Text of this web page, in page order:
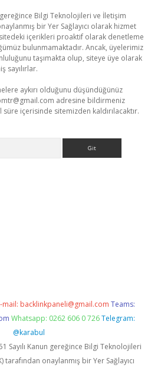
gereğince Bilgi Teknolojileri ve İletişim
bir Yer Sağlayıcı olarak hizmet
içerikleri proaktif olarak denetleme
bulunmamaktadır. Ancak, üyelerimiz
taşımakta olup, siteye üye olarak
sayılırlar.
aykırı olduğunu düşündüğünüz
adresine bildirmeniz
içerisinde sitemizden kaldırılacaktır.
mail: backlinkpaneli@gmail.com Teams:
Whatsapp: 0262 606 0 726 Telegram:
@karabul
Sayılı Kanun gereğince Bilgi Teknolojileri
tarafından onaylanmış bir Yer Sağlayıcı